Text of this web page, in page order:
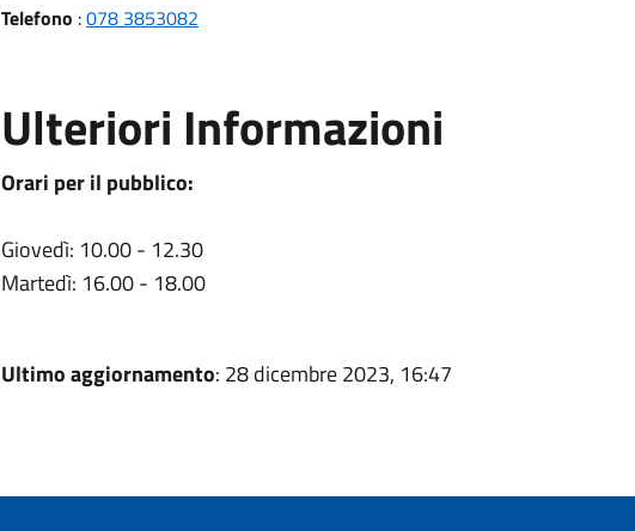
Telefono :078 3853082
Ulteriori Informazioni
Orari per il pubblico:
Giovedì: 10.00 - 12.30
Martedì: 16.00 - 18.00
Ultimo aggiornamento: 28 dicembre 2023, 16:47